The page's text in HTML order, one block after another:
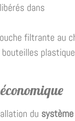
dans
filtrante au
du